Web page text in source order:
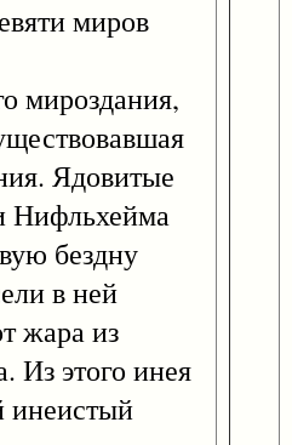
миров
мироздания,
Ядовитые
Нифльхейма
бездну
в ней
жара из
Из этого инея
инеистый